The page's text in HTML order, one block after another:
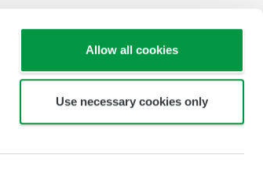
Allow all cookies
Use necessary cookies only